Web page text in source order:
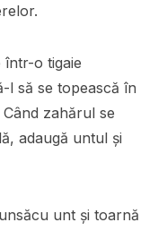
într-o tigaie
l să se topească în
zahărul se
adaugă untul și
unt și toarnă